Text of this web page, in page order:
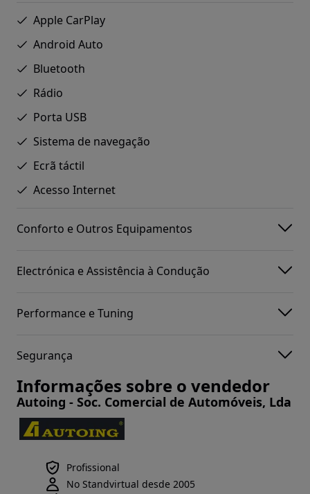
Apple CarPlay
Android Auto
Bluetooth
Rádio
Porta USB
Sistema de navegação
Ecrã táctil
Acesso Internet
Conforto e Outros Equipamentos
Electrónica e Assistência à Condução
Performance e Tuning
Segurança
Informações sobre o vendedor
Autoing - Soc. Comercial de Automóveis, Lda
Profissional
No Standvirtual desde 2005